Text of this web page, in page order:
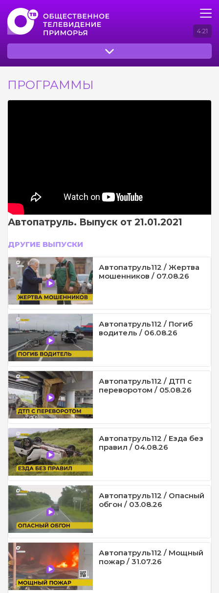
4:21
ПРОГРАММЫ
Автопатруль. Выпуск от 21.01.2021
ДРУГИЕ ВЫПУСКИ
Автопатруль112 / Жертва
мошенников / 07.08.26
Автопатруль112 / Погиб
водитель / 06.08.26
Автопатруль112 / ДТП с
переворотом / 05.08.26
Автопатруль112 / Езда без
правил / 04.08.26
Автопатруль112 / Опасный
обгон / 03.08.26
Автопатруль112 / Мощный
пожар / 31.07.26